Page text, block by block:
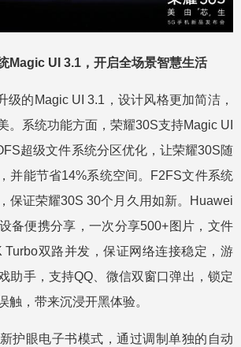
Magic UI 3.1，开启全场景智慧生活
级的Magic UI 3.1，设计风格更加简洁，
。系统功能方面，荣耀30S支持Magic UI
超级文件系统分区优化，让荣耀30S随
并能节省14%系统空间。F2FS文件系统
保证荣耀30S 30个月久用如新。Huawei
备便携分享，一次分享500+图片，文件
Turbo双路并发，保证网络连接稳定，游
助手，支持QQ、微信双窗口弹出，锁定
触，带来沉浸开黑体验。
护眼电子书模式，通过调制单独的自动